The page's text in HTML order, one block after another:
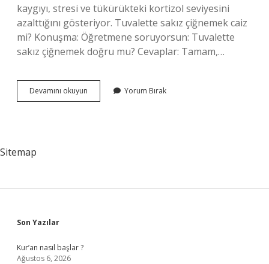
kaygıyı, stresi ve tükürükteki kortizol seviyesini
azalttığını gösteriyor. Tuvalette sakız çiğnemek caiz
mi? Konuşma: Öğretmene soruyorsun: Tuvalette
sakız çiğnemek doğru mu? Cevaplar: Tamam,…
Devamını okuyun
Vermek
Yorum Bırak
Sitemap
Sidebar
Son Yazılar
Kur’an nasıl başlar ?
Ağustos 6, 2026